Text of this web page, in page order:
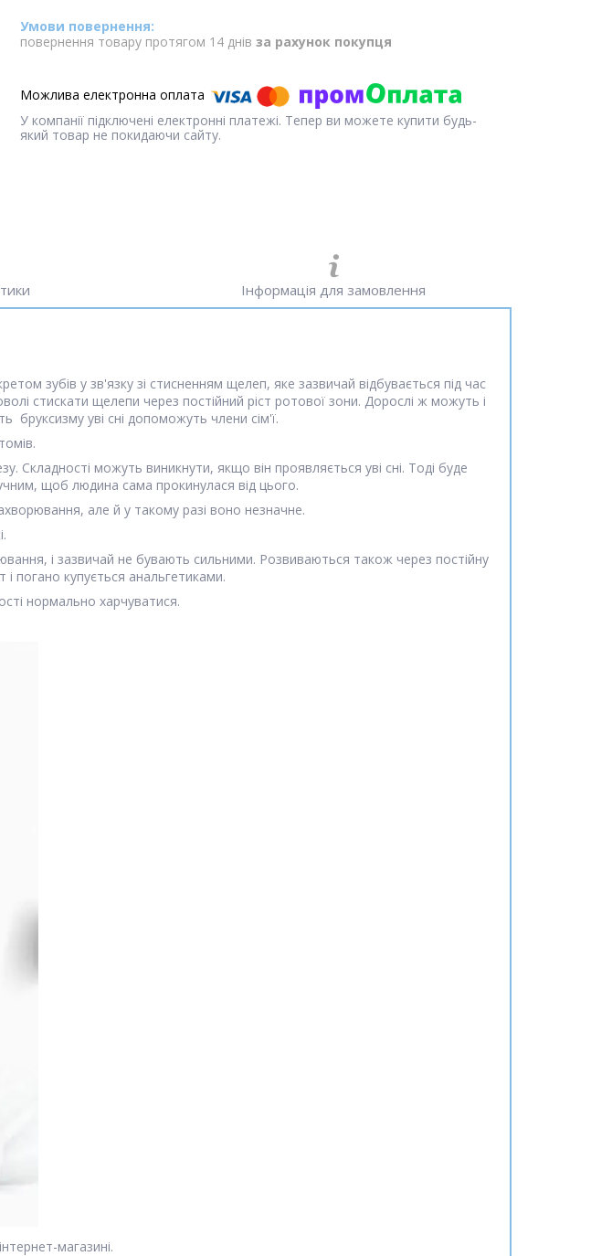
повернення товару протягом 14 днів за рахунок покупця
У компанії підключені електронні платежі. Тепер ви можете купити будь-
який товар не покидаючи сайту.
Інформація для замовлення
зубів у зв'язку зі стисненням щелеп, яке зазвичай відбувається під час
стискати щелепи через постійний ріст ротової зони. Дорослі ж можуть і
бруксизму уві сні допоможуть члени сім'ї.
Складності можуть виникнути, якщо він проявляється уві сні. Тоді буде
щоб людина сама прокинулася від цього.
але й у такому разі воно незначне.
і зазвичай не бувають сильними. Розвиваються також через постійну
погано купується анальгетиками.
нормально харчуватися.
магазині.